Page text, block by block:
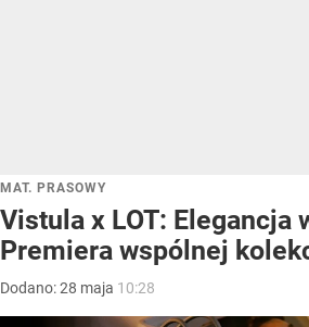
MAT. PRASOWY
Vistula x LOT: Elegancja
Premiera wspólnej
Dodano:28 maja 10:28